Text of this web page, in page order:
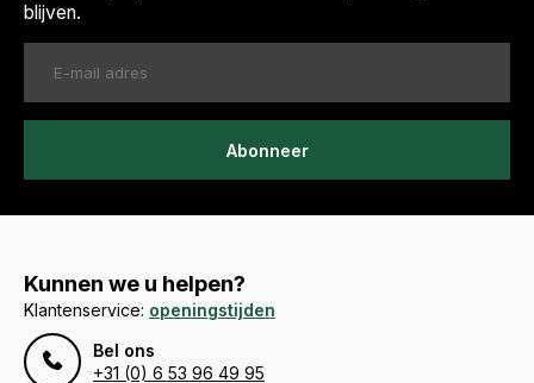
blijven.
Abonneer
Kunnen we u helpen?
Klantenservice: openingstijden
Bel ons
+31 (0) 6 53 96 49 95